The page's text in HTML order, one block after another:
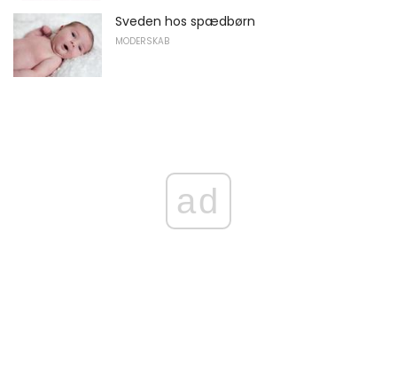
Sveden hos spædbørn
MODERSKAB
ad